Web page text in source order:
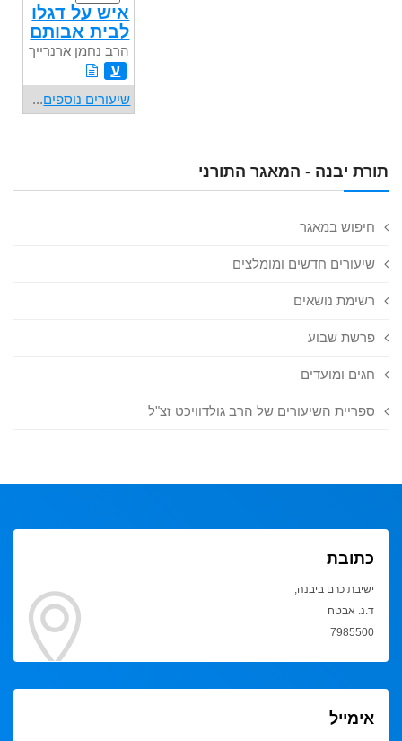
תורת יבנה - המאגר התורני
חיפוש במאגר
שיעורים חדשים ומומלצים
רשימת נושאים
פרשת שבוע
חגים ומועדים
ספריית השיעורים של הרב גולדוויכט זצ"ל
איש על דגלו
לבית אבותם
הרב נחמן ארנרייך
ע
שיעורים נוספים...
כתובת
ישיבת כרם ביבנה,
ד.נ. אבטח
7985500
אימייל